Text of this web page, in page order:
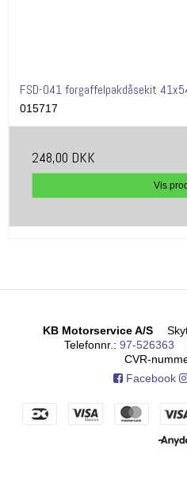
FSD-041 forgaffelpakdåsekit
015717
248,00 DKK
Vis
KB Motorservice A/S
Telefonnr. : 97-526363
CVR-
Facebook